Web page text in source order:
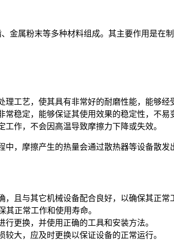
属粉末等多种材料组成。其主要作用是在制
艺，使其具有非常好的耐磨性能，能够经
定，能够保证其使用效果的稳定性，不易
作，不会因高温导致摩擦力下降或失效。
摩擦产生的热量会通过散热器等设备散发
且与其它机械设备配合良好，以确保其正常
正常工作和使用寿命。
更换，并使用正确的工具和安装方法。
大，应及时更换以保证设备的正常运行。